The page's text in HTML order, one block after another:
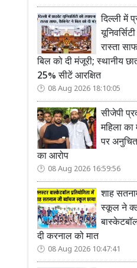
दिल्ली में
रास्ता
बिल को दी मंजूरी; स्थानीय
25% सीटें आरक्षित
08 Aug 2026 18:10:05
सीजेपी
महिला
पर
का आरोप
08 Aug 2026 16:59:56
शाह
स्कूल ने
दी करनाल को मात
08 Aug 2026 10:47:41